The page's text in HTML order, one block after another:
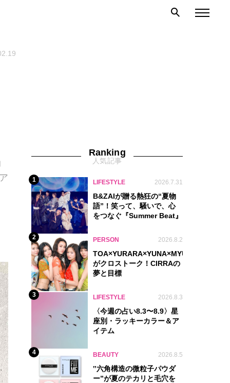
Ranking
人気記事
1 LIFESTYLE 2026.7.31
B&ZAIが贈る熱狂の“夏物
語”！笑って、騒いで、心
をつなぐ『Summer Beat』
2 PERSON 2026.8.2
TOA×YURARA×YUNA×MYU.Y×MANON
がクロストーク！CIRRAの
夢と目標
3 LIFESTYLE 2026.8.3
〈今週の占い8.3〜8.9〉星
座別・ラッキーカラー＆ア
イテム
4 BEAUTY 2026.8.5
‟六角構造の微粒子パウダ
ー”が夏のテカリと毛穴を